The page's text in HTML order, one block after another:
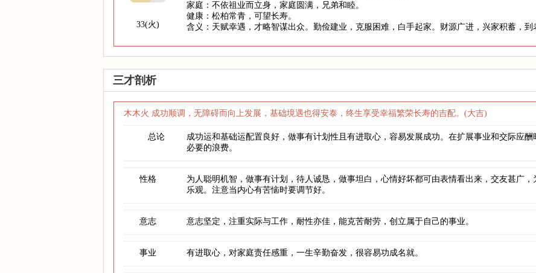
33(火)
家庭：不依祖业而立身，家庭圆满，兄弟和睦。
健康：松柏常青，可望长寿。
含义：天赋幸遇，才略智谋出众。勤俭建业，克服困难，白手起家。财源广进，兴家积蓄，到
三才剖析
木木火 成功顺调，无障碍而向上发展，基础境遇也得安泰，终生享受幸福繁荣长寿的吉配。(大吉)
总论
成功运和基础运配置良好，做事有计划性且有进取心，容易发展成功。在扩展事业和交际应
必要的浪费。
性格
为人聪明机智，做事有计划，待人诚恳，做事坦白，心情好坏都可由表情看出来，交友甚广
乐观。注意当内心有苦恼时要调节好。
意志 意志坚定，注重实际与工作，耐性亦佳，能克苦耐劳，创立属于自己的事业。
事业 有进取心，对家庭责任感重，一生辛勤奋发，很容易功成名就。